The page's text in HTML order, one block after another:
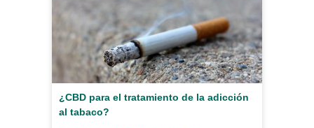
¿CBD para el tratamiento de la adicción
al tabaco?